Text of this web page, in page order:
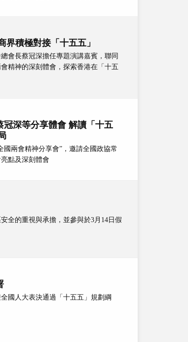
積極對接「十五五」
會長蔡冠深擔任專題演講嘉賓，聯同
精神的深刻體會，探索香港在「十五
冠深等分享體會 解讀「十五
兩會精神分享會”，邀請全國政協常
點及深刻體會
全的重視與承擔，並參與於3月14日假
國人大表決通過「十五五」規劃綱